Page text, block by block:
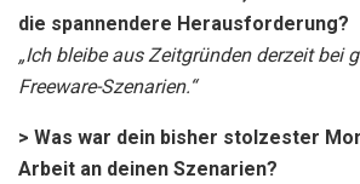
die spannendere Herausforderung?
„Ich bleibe aus Zeitgründen derzeit bei
Freeware-Szenarien.“
> Was war dein bisher stolzester
Arbeit an deinen Szenarien?